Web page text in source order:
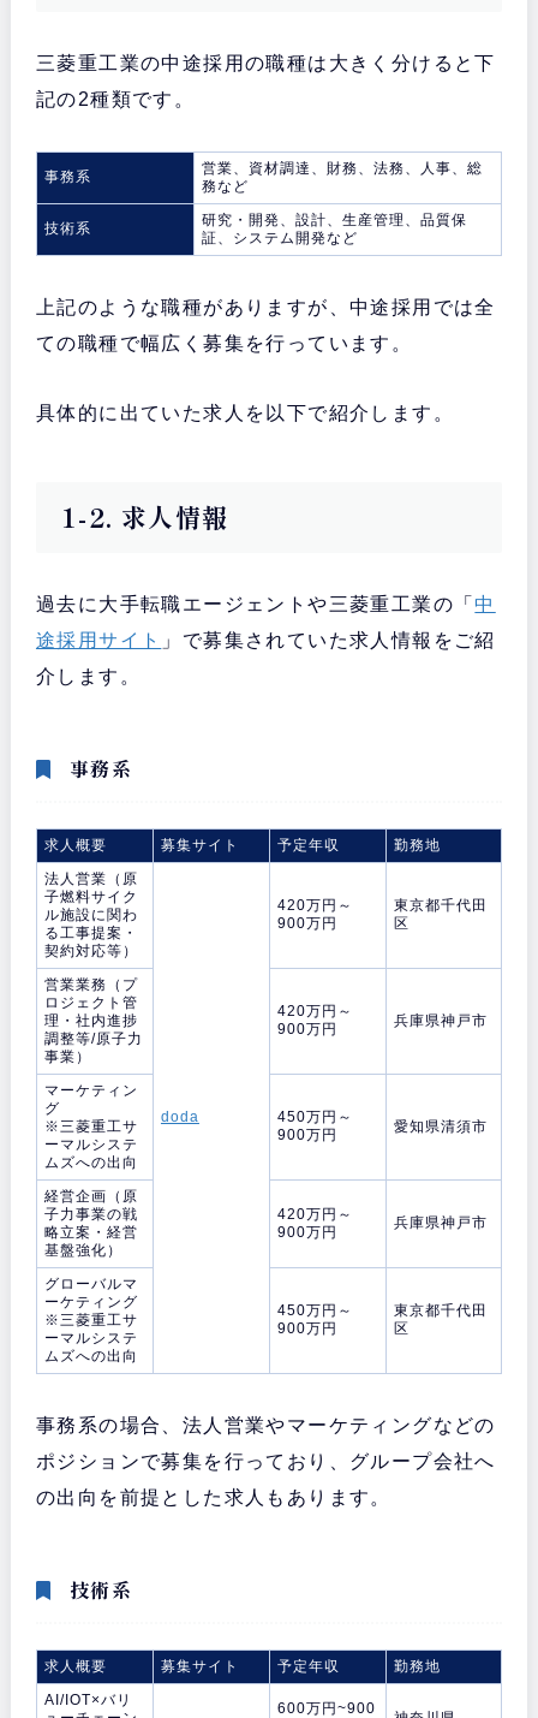
三菱重工業の中途採用の職種は大きく分けると下
記の2種類です。
事務系
営業、資材調達、財務、法務、人事、総
務など
技術系
研究・開発、設計、生産管理、品質保
証、システム開発など
上記のような職種がありますが、中途採用では全
ての職種で幅広く募集を行っています。
具体的に出ていた求人を以下で紹介します。
1-2. 求人情報
過去に大手転職エージェントや三菱重工業の「中
途採用サイト 」で募集されていた求人情報をご紹
介します。
事務系
求人概要 募集サイト 予定年収
勤務地
法人営業（原
子燃料サイク
ル施設に関わ
る工事提案・
契約対応等）
doda
420万円～
900万円
東京都千代田
区
営業業務（プ
ロジェクト管
理・社内進捗
調整等/原子力
事業）
420万円～
900万円
兵庫県神戸市
マーケティン
グ
※三菱重工サ
ーマルシステ
ムズへの出向
450万円～
900万円
愛知県清須市
経営企画（原
子力事業の戦
略立案・経営
基盤強化）
420万円～
900万円
兵庫県神戸市
グローバルマ
ーケティング
※三菱重工サ
ーマルシステ
ムズへの出向
450万円～
900万円
東京都千代田
区
事務系の場合、法人営業やマーケティングなどの
ポジションで募集を行っており、グループ会社へ
の出向を前提とした求人もあります。
技術系
求人概要 募集サイト 予定年収
勤務地
AI/IOT×バリ
600万円~900